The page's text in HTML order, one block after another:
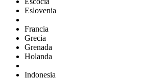
Eslovenia
Francia
Grecia
Grenada
Holanda
Indonesia